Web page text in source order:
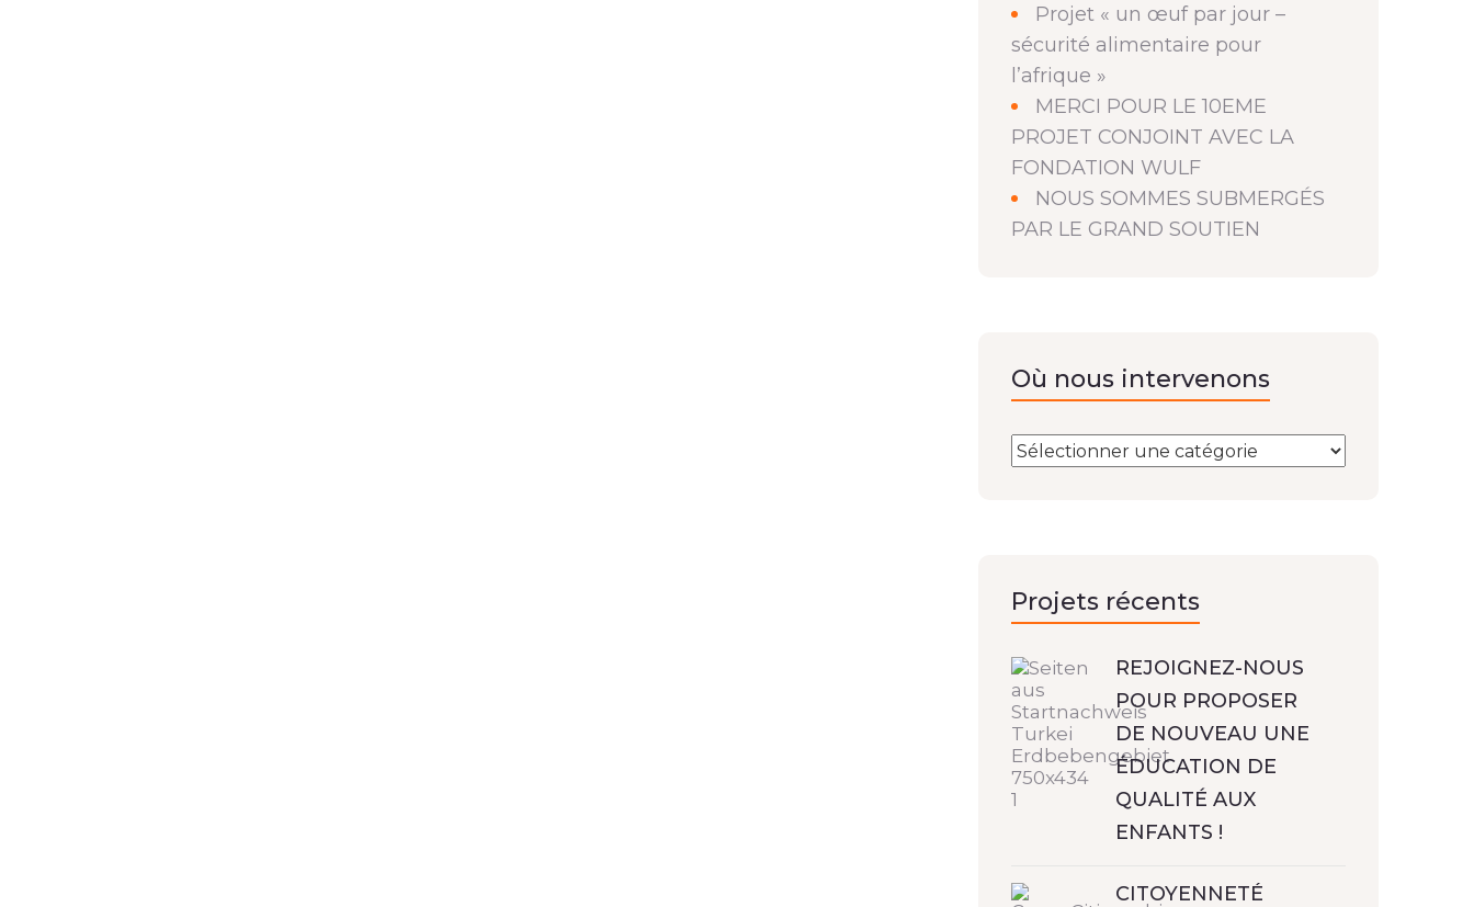
Projet « un œuf par jour –
sécurité alimentaire pour
l’afrique »
MERCI POUR LE 10EME
PROJET CONJOINT AVEC LA
FONDATION WULF
NOUS SOMMES SUBMERGÉS
PAR LE GRAND SOUTIEN
Où nous intervenons
Projets récents
REJOIGNEZ-NOUS
POUR PROPOSER
DE NOUVEAU UNE
ÉDUCATION DE
QUALITÉ AUX
ENFANTS !
CITOYENNETÉ